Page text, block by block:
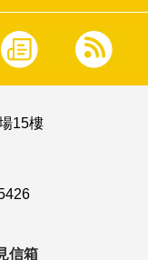
15樓
信箱